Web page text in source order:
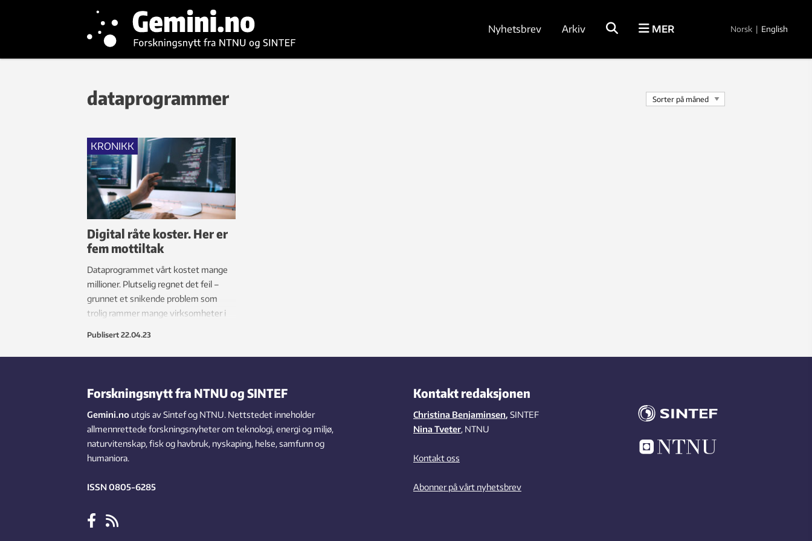
Nyhetsbrev Arkiv MER Norsk | English
dataprogrammer
KRONIKK
Digital råte koster. Her er
fem mottiltak
Dataprogrammet vårt kostet mange
millioner. Plutselig regnet det feil –
grunnet et snikende problem som
trolig rammer mange virksomheter i
Publisert 22.04.23
Forskningsnytt fra NTNU og SINTEF
Gemini.no utgis av Sintef og NTNU. Nettstedet inneholder
allmennrettede forskningsnyheter om teknologi, energi og miljø,
naturvitenskap, fisk og havbruk, nyskaping, helse, samfunn og
humaniora.
ISSN 0805-6285
Kontakt redaksjonen
Christina Benjaminsen, SINTEF
Nina Tveter, NTNU
Kontakt oss
Abonner på vårt nyhetsbrev